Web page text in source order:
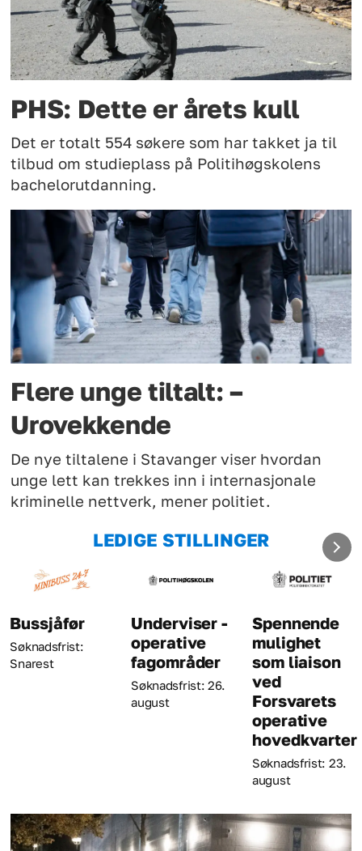
PHS: Dette er årets kull
Det er totalt 554 søkere som har takket ja til
tilbud om studieplass på Politihøgskolens
bachelorutdanning.
Flere unge tiltalt: –
Urovekkende
De nye tiltalene i Stavanger viser hvordan
unge lett kan trekkes inn i internasjonale
kriminelle nettverk, mener politiet.
LEDIGE STILLINGER
Bussjåfør
Søknadsfrist:
Snarest
Underviser -
operative
fagområder
Søknadsfrist: 26.
august
Spennende
mulighet
som liaison
ved
Forsvarets
operative
hovedkvarter
Søknadsfrist: 23.
august